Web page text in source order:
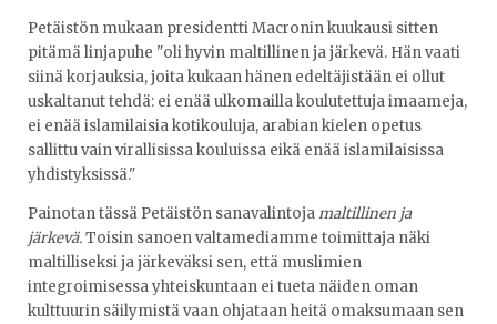
Petäistön mukaan presidentti Macronin kuukausi sitten
pitämä linjapuhe "oli hyvin maltillinen ja järkevä. Hän vaati
siinä korjauksia, joita kukaan hänen edeltäjistään ei ollut
uskaltanut tehdä: ei enää ulkomailla koulutettuja imaameja,
ei enää islamilaisia kotikouluja, arabian kielen opetus
sallittu vain virallisissa kouluissa eikä enää islamilaisissa
yhdistyksissä."
Painotan tässä Petäistön sanavalintojamaltillinen ja
järkevä.Toisin sanoen valtamediamme toimittaja näki
maltilliseksi ja järkeväksi sen, että muslimien
integroimisessa yhteiskuntaan ei tueta näiden oman
kulttuurin säilymistä vaan ohjataan heitä omaksumaan sen